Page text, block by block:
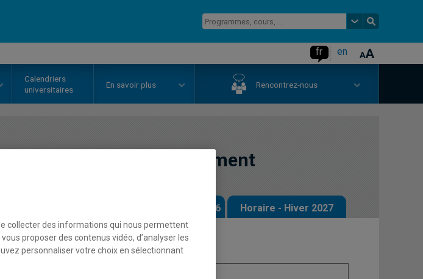
fr en
Calendriers
universitaires
En savoir plus Rencontrez-nous
Créativité et management
Horaire - Automne 2026 Horaire - Hiver 2027
collecter des informations qui nous permettent
proposer des contenus vidéo, d’analyser les
personnaliser votre choix en sélectionnant